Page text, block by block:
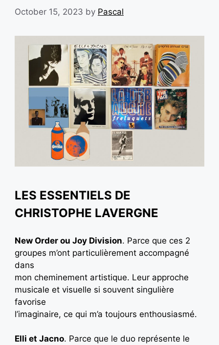
October 15, 2023 by Pascal
LES ESSENTIELS DE
CHRISTOPHE LAVERGNE
New Order ou Joy Division. Parce que ces 2
groupes m’ont particulièrement accompagné
dans
mon cheminement artistique. Leur approche
musicale et visuelle si souvent singulière
favorise
l’imaginaire, ce qui m’a toujours enthousiasmé.
Elli et Jacno. Parce que le duo représente le